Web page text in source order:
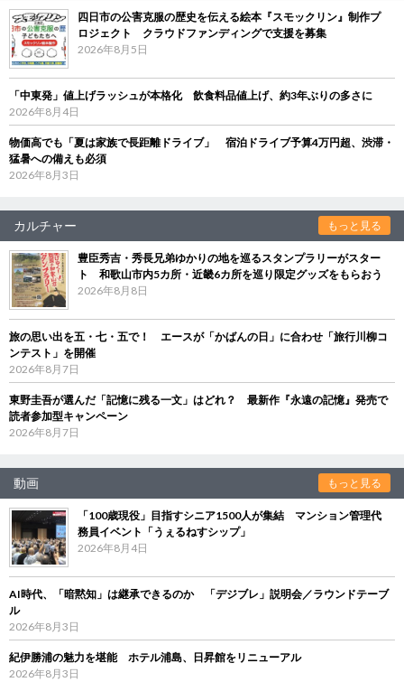
四日市の公害克服の歴史を伝える絵本『スモックリン』制作プ
ロジェクト クラウドファンディングで支援を募集
2026年8月5日
「中東発」値上げラッシュが本格化 飲食料品値上げ、約3年ぶりの多さに
2026年8月4日
物価高でも「夏は家族で長距離ドライブ」 宿泊ドライブ予算4万円超、渋滞・
猛暑への備えも必須
2026年8月3日
カルチャー もっと見る
豊臣秀吉・秀長兄弟ゆかりの地を巡るスタンプラリーがスター
ト 和歌山市内5カ所・近畿6カ所を巡り限定グッズをもらおう
2026年8月8日
旅の思い出を五・七・五で！ エースが「かばんの日」に合わせ「旅行川柳コ
ンテスト」を開催
2026年8月7日
東野圭吾が選んだ「記憶に残る一文」はどれ？ 最新作『永遠の記憶』発売で
読者参加型キャンペーン
2026年8月7日
動画 もっと見る
「100歳現役」目指すシニア1500人が集結 マンション管理代
務員イベント「うぇるねすシップ」
2026年8月4日
AI時代、「暗黙知」は継承できるのか 「デジブレ」説明会／ラウンドテーブ
ル
2026年8月3日
紀伊勝浦の魅力を堪能 ホテル浦島、日昇館をリニューアル
2026年8月3日